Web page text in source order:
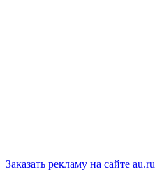
Заказать рекламу на сайте au.ru